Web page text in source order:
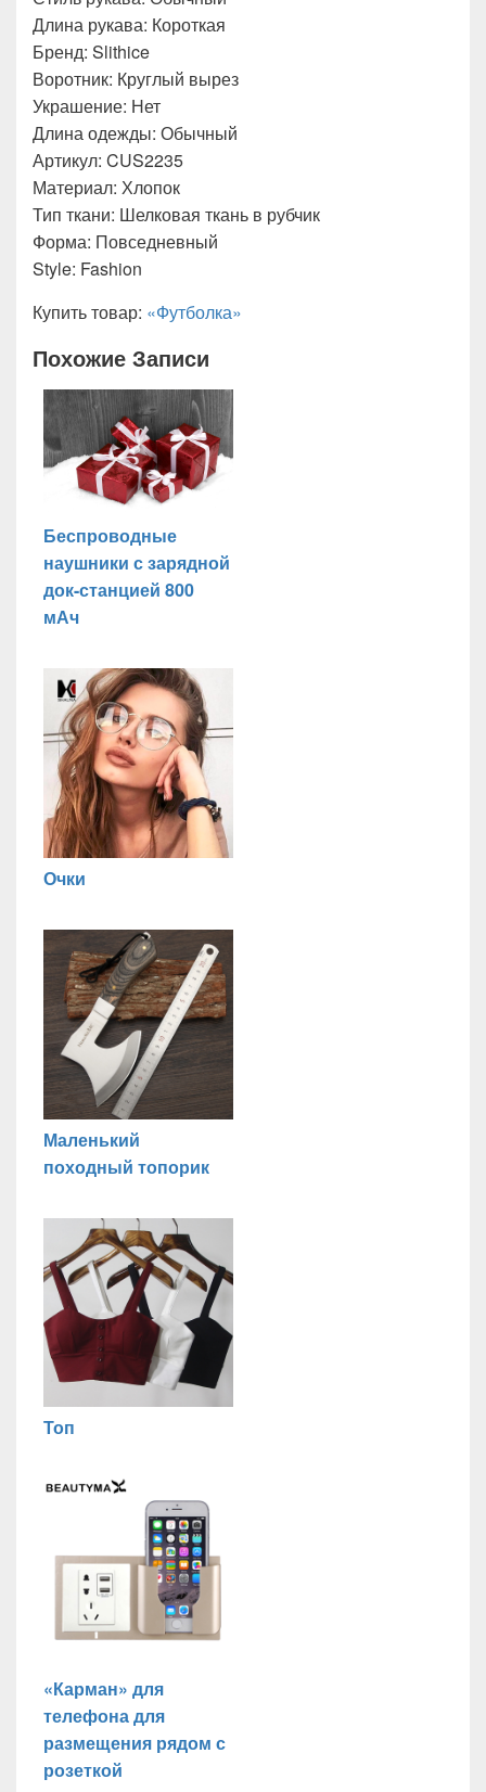
Длина рукава: Короткая
Бренд: Slithice
Воротник: Круглый вырез
Украшение: Нет
Длина одежды: Обычный
Артикул: CUS2235
Материал: Хлопок
Тип ткани: Шелковая ткань в рубчик
Форма: Повседневный
Style: Fashion
Купить товар: «Футболка»
Похожие Записи
Беспроводные
наушники с зарядной
док-станцией 800
мАч
Очки
Маленький
походный топорик
Топ
«Карман» для
телефона для
размещения рядом с
розеткой